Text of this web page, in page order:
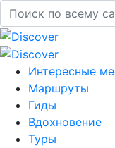
Интересные
Маршруты
Гиды
Вдохновение
Туры